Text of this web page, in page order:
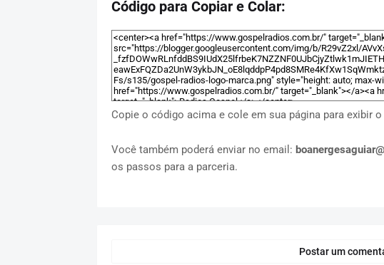
Código para Copiar e Colar:
Copie o código acima e cole em sua página para exibir
Você também poderá enviar no email:
os passos para a parceria.
Postar um